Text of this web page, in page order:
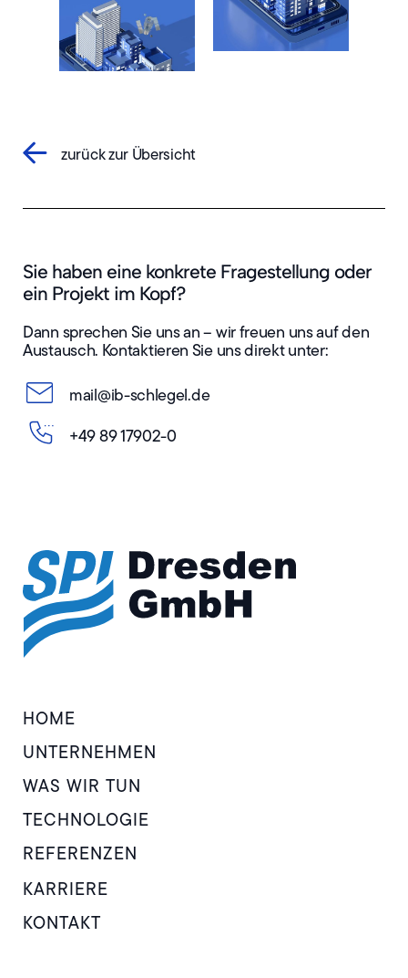
zurück zur Übersicht
Sie haben eine konkrete Fragestellung oder
ein Projekt im Kopf?
Dann sprechen Sie uns an – wir freuen uns auf den
Austausch. Kontaktieren Sie uns direkt unter:
mail@ib-schlegel.de
+49 89 17902-0
HOME
UNTERNEHMEN
WAS WIR TUN
TECHNOLOGIE
REFERENZEN
KARRIERE
KONTAKT